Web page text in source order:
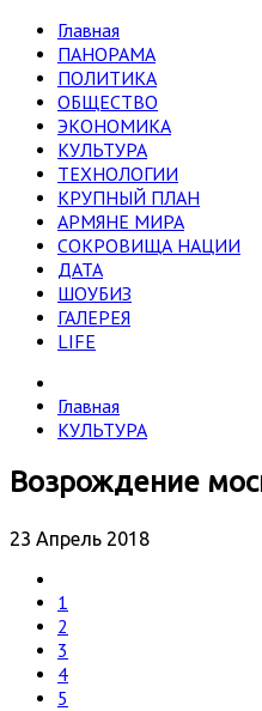
Главная
ПАНОРАМА
ПОЛИТИКА
ОБЩЕСТВО
ЭКОНОМИКА
КУЛЬТУРА
ТЕХНОЛОГИИ
КРУПНЫЙ ПЛАН
АРМЯНЕ МИРА
СОКРОВИЩА НАЦИИ
ДАТА
ШОУБИЗ
ГАЛЕРЕЯ
LIFE
Главная
КУЛЬТУРА
Возрождение
23 Апрель 2018
1
2
3
4
5